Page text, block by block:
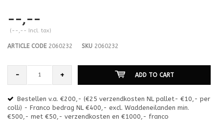
--,--
(--,-- Incl. tax)
ARTICLE CODE2060232 SKU 2060232
- + ADD TO CART
Bestellen v.a. €200,- (€25 verzendkosten NL pallet- €10,- per
colli) - Franco bedrag NL €400,- excl. Waddeneilanden min.
€500,- met €50,- verzendkosten en €1000,- franco